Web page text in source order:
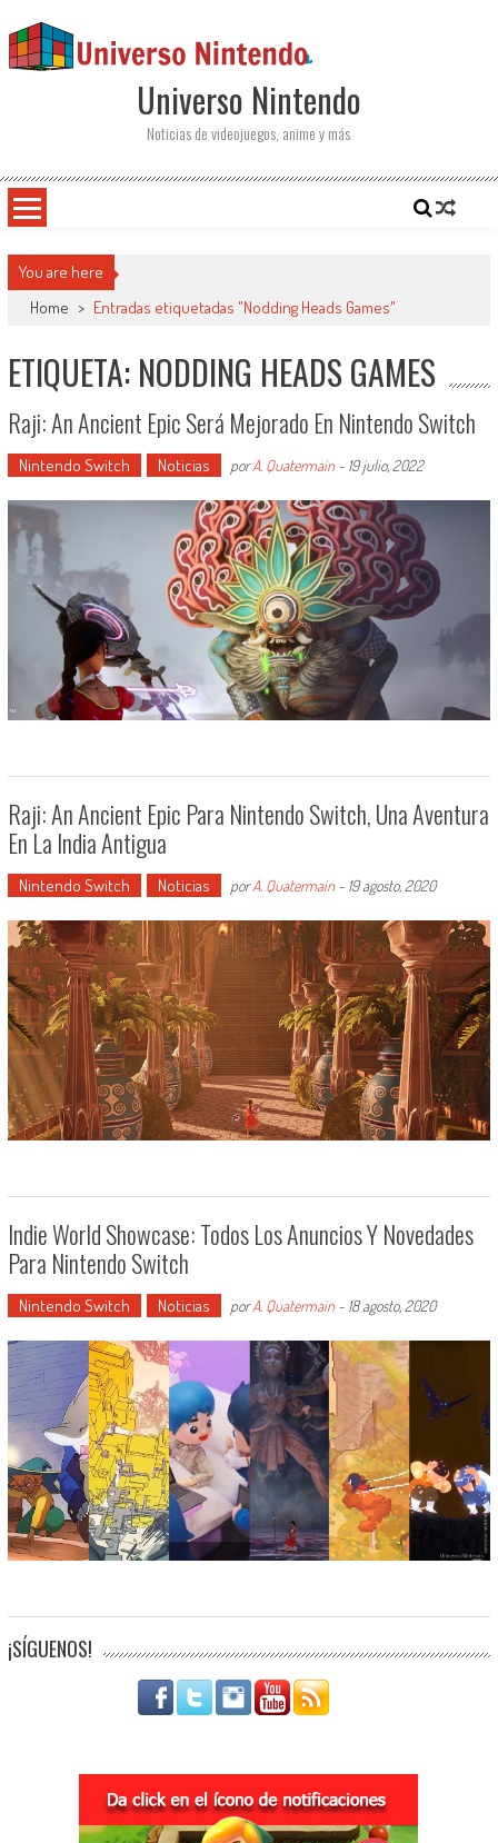
Universo Nintendo
Noticias de videojuegos, anime y más
You are here
Home > Entradas etiquetadas "Nodding Heads Games"
ETIQUETA: NODDING HEADS GAMES
Raji: An Ancient Epic Será Mejorado En Nintendo Switch
Nintendo Switch Noticias porA. Quatermain- 19 julio, 2022
Raji: An Ancient Epic Para Nintendo Switch, Una Aventura
En La India Antigua
Nintendo Switch Noticias porA. Quatermain- 19 agosto, 2020
Indie World Showcase: Todos Los Anuncios Y Novedades
Para Nintendo Switch
Nintendo Switch Noticias porA. Quatermain- 18 agosto, 2020
¡SÍGUENOS!